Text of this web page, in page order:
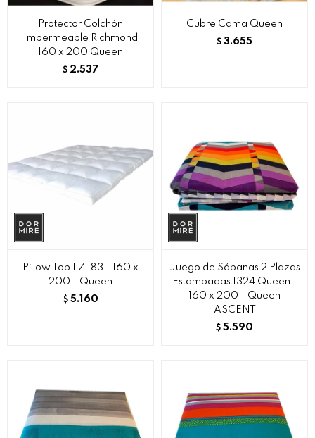
Protector Colchón
Impermeable Richmond
160 x 200 Queen
$ 2.537
Cubre Cama Queen
$ 3.655
Pillow Top LZ 183 - 160 x
200 - Queen
$ 5.160
Juego de Sábanas 2 Plazas
Estampadas 1324 Queen -
160 x 200 - Queen
ASCENT
$ 5.590